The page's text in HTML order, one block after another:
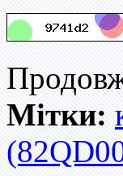
Мітки: